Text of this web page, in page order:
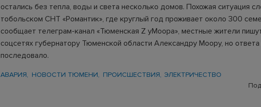
остались без тепла, воды и света несколько домов. Похожая ситуация
тобольском СНТ «Романтик», где круглый год проживает около 300
сообщает телеграм-канал «Тюменская Z уМоора», местные жители
соцсетях губернатору Тюменской области Александру Моору, но ответа
последовало.
АВАРИЯ НОВОСТИ ТЮМЕНИ ПРОИСШЕСТВИЯ
ЭЛЕКТРИЧЕСТВО